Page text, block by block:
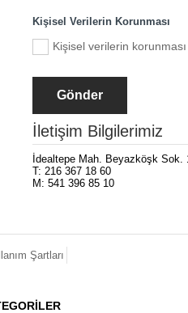
Kişisel Verilerin Korunması
Kişisel verilerin
İletişim Bilgilerimiz
İdealtepe Mah. Beyazköşk
T: 216 367 18 60
M: 541 396 85 10
Şartları